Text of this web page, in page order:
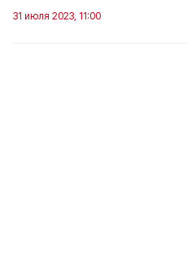
31 июля 2023, 11:00